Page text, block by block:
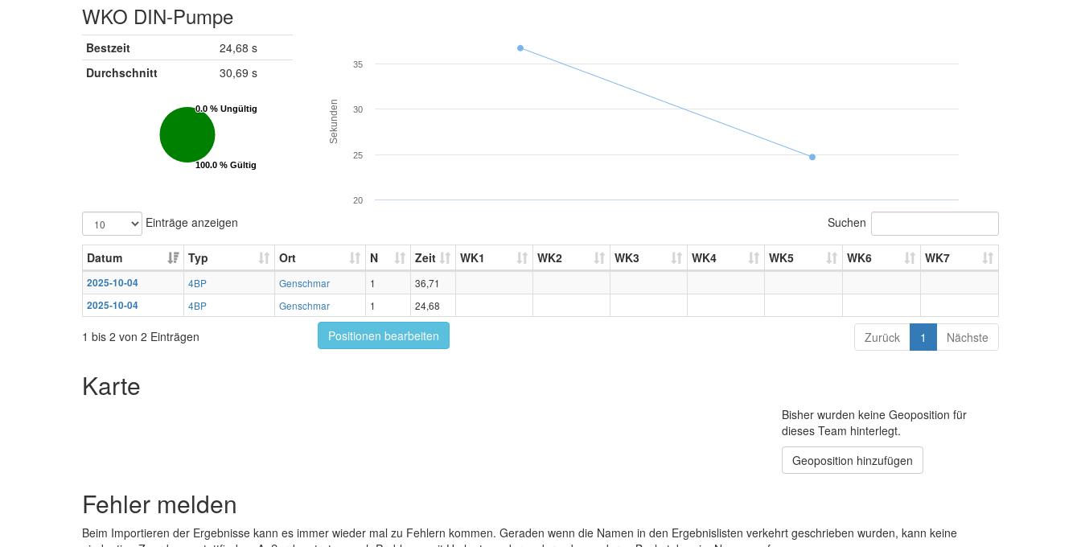
WKO DIN-Pumpe
Bestzeit
24,68 s
Durchschnitt
30,69 s
0.0 % Ungültig
0.0 % Ungültig
100.0 % Gültig
100.0 % Gültig
Sekunden
20
25
30
35
Einträge anzeigen Suchen
Datum Typ Ort N Zeit WK1 WK2 WK3 WK4 WK5 WK6 WK7
2025-10-04 4BP Genschmar 1
36,71
2025-10-04
4BP Genschmar 1 24,68
1 bis 2 von 2 Einträgen Positionen bearbeiten Zurück 1 Nächste
Karte
Bisher wurden keine Geoposition für
dieses Team hinterlegt.
Geoposition hinzufügen
Fehler melden
Beim Importieren der Ergebnisse kann es immer wieder mal zu Fehlern kommen. Geraden wenn die Namen in den Ergebnislisten verkehrt geschrieben wurden, kann keine